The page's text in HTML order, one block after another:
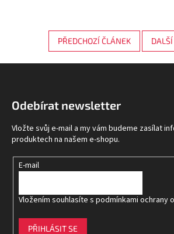
PŘEDCHOZÍ ČLÁNEK
Odebírat newsletter
Vložte svůj e-mail a my vám budeme zasílat
produktech na našem e-shopu.
E-mail
Vložením souhlasíte s podmínkami ochrany
PŘIHLÁSIT SE